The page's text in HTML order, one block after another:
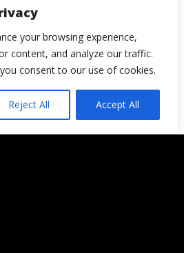
your browsing experience,
content, and analyze our traffic.
consent to our use of cookies.
Reject All Accept All
caidas, quedar
de la nieve), acercarse
a las Fallas en Valencia,
etc… en fin, lo
para una cámara de